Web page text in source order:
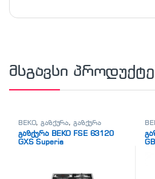
მსგავსი
BEKO,გაზქურა, გაზქურა
გაზქურა BEKO FSE 63120
GXS Superia
GB